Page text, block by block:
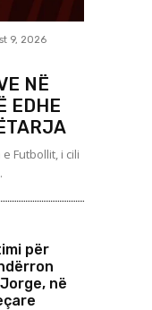
9, 2026
NË
EDHE
Futbollit, i cili
për
në